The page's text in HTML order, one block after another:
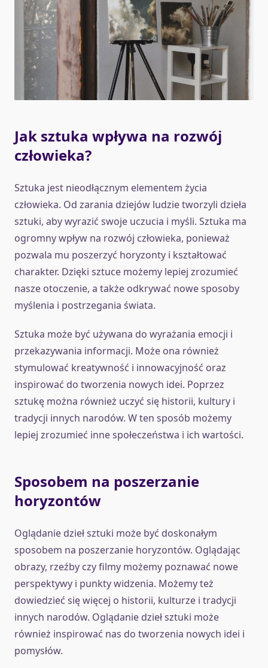
Jak sztuka wpływa na rozwój
człowieka?
Sztuka jest nieodłącznym elementem życia
człowieka. Od zarania dziejów ludzie tworzyli dzieła
sztuki, aby wyrazić swoje uczucia i myśli. Sztuka ma
ogromny wpływ na rozwój człowieka, ponieważ
pozwala mu poszerzyć horyzonty i kształtować
charakter. Dzięki sztuce możemy lepiej zrozumieć
nasze otoczenie, a także odkrywać nowe sposoby
myślenia i postrzegania świata.
Sztuka może być używana do wyrażania emocji i
przekazywania informacji. Może ona również
stymulować kreatywność i innowacyjność oraz
inspirować do tworzenia nowych idei. Poprzez
sztukę można również uczyć się historii, kultury i
tradycji innych narodów. W ten sposób możemy
lepiej zrozumieć inne społeczeństwa i ich wartości.
Sposobem na poszerzanie
horyzontów
Oglądanie dzieł sztuki może być doskonałym
sposobem na poszerzanie horyzontów. Oglądając
obrazy, rzeźby czy filmy możemy poznawać nowe
perspektywy i punkty widzenia. Możemy też
dowiedzieć się więcej o historii, kulturze i tradycji
innych narodów. Oglądanie dzieł sztuki może
również inspirować nas do tworzenia nowych idei i
pomysłów.